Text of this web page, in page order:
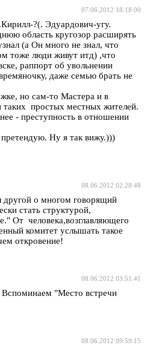
07.06.2012 18:18:00
?(. Эдуардович-угу.
область кругозор расширять
(а Он много не знал, что
тоже люди живут итд) ,что
раппорт об увольнении
даже семью брать не
но сам-то Мастера и в
таких простых местных жителей.
- преступность в отношении
Ну я так вижу.)))
08.06.2012 02:28:48
о многом говорящий
стать структурой,
От человека,возглавляющего
комитет услышать такое
откровение!
08.06.2012 03:51:41
"Место встречи
08.06.2012 09:59:15